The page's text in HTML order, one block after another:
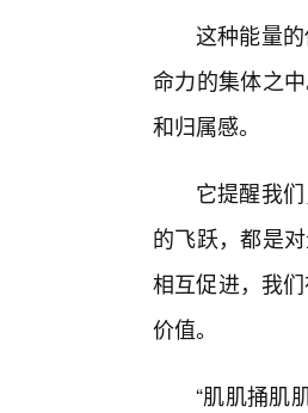
这种能量
命力的集体之
和归属感。
它提醒我
的飞跃，都是
相互促进，我
价值。
“肌肌捅肌